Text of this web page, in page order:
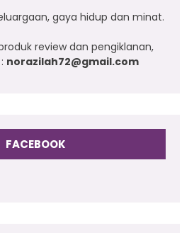
gaya hidup dan minat.
review dan pengiklanan,
norazilah72@gmail.com
FACEBOOK